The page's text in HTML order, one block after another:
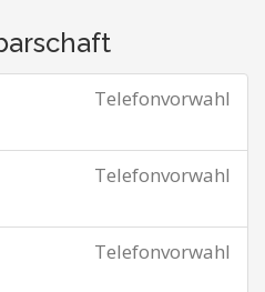
Telefonvorwahl
Telefonvorwahl
Telefonvorwahl